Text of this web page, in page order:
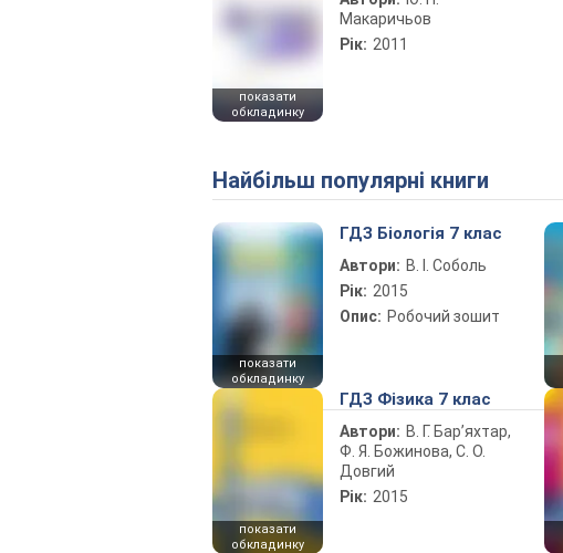
показати
обкладинку
Макаричьов
Рік: 2011
Найбільш популярні книги
показати
обкладинку
ГДЗ Біологія 7 клас
Автори: В. І. Соболь
Рік: 2015
Опис: Робочий зошит
показати
обкладинку
ГДЗ Фізика 7 клас
Автори: В. Г. Бар’яхтар,
Ф. Я. Божинова, С. О.
Довгий
Рік: 2015